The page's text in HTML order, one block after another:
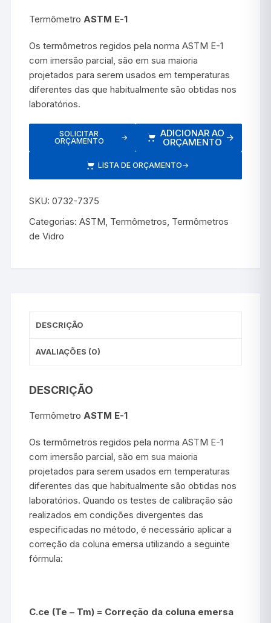
TermômetroASTM E-1
Os termômetros regidos pela norma ASTM E-1
com imersão parcial, são em sua maioria
projetados para serem usados em temperaturas
diferentes das que habitualmente são obtidas nos
laboratórios.
SOLICITAR
ORÇAMENTO
→ ADICIONAR AO
ORÇAMENTO →
LISTA DE ORÇAMENTO→
SKU:0732-7375
Categorias:ASTM, Termômetros, Termômetros
de Vidro
DESCRIÇÃO
AVALIAÇÕES (0)
DESCRIÇÃO
TermômetroASTM E-1
Os termômetros regidos pela norma ASTM E-1
com imersão parcial, são em sua maioria
projetados para serem usados em temperaturas
diferentes das que habitualmente são obtidas nos
laboratórios. Quando os testes de calibração são
realizados em condições divergentes das
especificadas no método, é necessário aplicar a
correção da coluna emersa utilizando a seguinte
fórmula:
C.ce (Te – Tm) = Correção da coluna emersa